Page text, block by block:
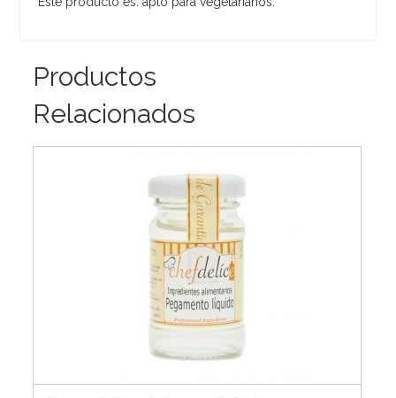
Productos
Relacionados